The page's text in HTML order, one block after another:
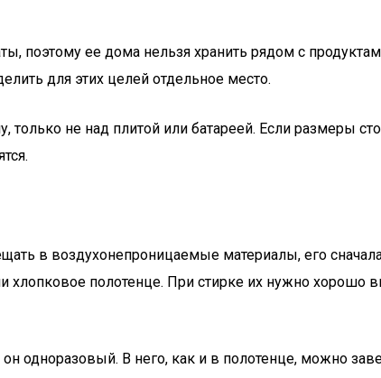
поэтому ее дома нельзя хранить рядом с
для этих целей отдельное место.
не над плитой или батареей. Если размеры
в воздухонепроницаемые материалы, его
хлопковое полотенце. При стирке их нужно
одноразовый. В него, как и в полотенце, можно